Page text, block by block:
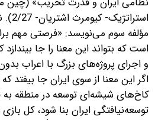
مؤلفه سوم می‌نویسد: «فرصتی مهم
است که بتواند این معنا را جا
و اجرای پروژه‌های بزرگ با اعراب
اگر این معنا از سوی ایران جا بیفتد
کاخ‌های شیشه‌ای توسعه در منطقه
توسعه‌نیافتگی ایران بنا شود، کل